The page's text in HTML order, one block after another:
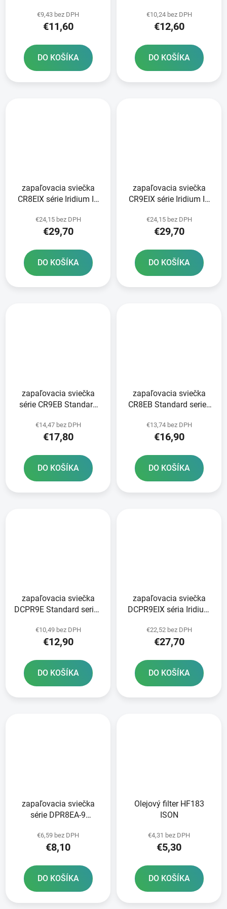
republika
€9,43 bez DPH
€11,60
DO KOŠÍKA
€10,24 bez DPH
€12,60
DO KOŠÍKA
zapaľovacia sviečka
CR8EIX série Iridium IX
€24,15 bez DPH
€29,70
DO KOŠÍKA
zapaľovacia sviečka
CR9EIX série Iridium IX
€24,15 bez DPH
€29,70
DO KOŠÍKA
zapaľovacia sviečka
série CR9EB Standard
€14,47 bez DPH
€17,80
DO KOŠÍKA
zapaľovacia sviečka
CR8EB Standard series
€13,74 bez DPH
€16,90
DO KOŠÍKA
zapaľovacia sviečka
DCPR9E Standard series
€10,49 bez DPH
€12,90
DO KOŠÍKA
zapaľovacia sviečka
DCPR9EIX séria Iridium
€22,52 bez DPH
€27,70
DO KOŠÍKA
zapaľovacia sviečka
série DPR8EA-9
€6,59 bez DPH
€8,10
DO KOŠÍKA
Olejový filter HF183
ISON
€4,31 bez DPH
€5,30
DO KOŠÍKA